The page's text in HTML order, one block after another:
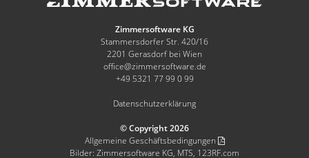
Zimmersoftware KG
Stammersdorfer Str. 420/16
2201 Gerasdorf bei Wien
office@zimmersoftware.de
+49 5321 77 99 0 99
Datenschutzerklärung
© Copyright 2026
Allgemeine Geschäftsbedingungen
Bilder: Zimmersoftware KG, MTS, 123RF.com